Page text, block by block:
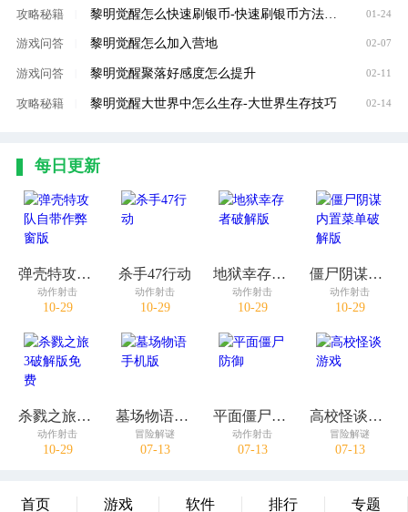
攻略秘籍 黎明觉醒怎么快速刷银币-快速刷银币方法攻略 01-24
游戏问答 黎明觉醒怎么加入营地 02-07
游戏问答 黎明觉醒聚落好感度怎么提升 02-11
攻略秘籍 黎明觉醒大世界中怎么生存-大世界生存技巧 02-14
每日更新
弹壳特攻队自带作弊窗版
动作射击
10-29
杀手47行动
动作射击
10-29
地狱幸存者破解版
动作射击
10-29
僵尸阴谋内置菜单破解版
动作射击
10-29
杀戮之旅3破解版免费
动作射击
10-29
墓场物语手机版
冒险解谜
07-13
平面僵尸防御
动作射击
07-13
高校怪谈游戏
冒险解谜
07-13
首页 游戏 软件 排行 专题